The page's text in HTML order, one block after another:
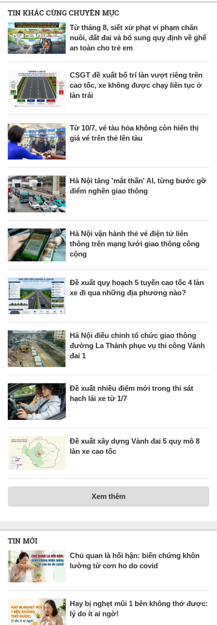
TIN KHÁC CÙNG CHUYÊN MỤC
Từ tháng 8, siết xử phạt vi phạm chăn
nuôi, đất đai và bổ sung quy định về ghế
an toàn cho trẻ em
CSGT đề xuất bố trí làn vượt riêng trên
cao tốc, xe không được chạy liên tục ở
làn trái
Từ 10/7, vé tàu hỏa không còn hiển thị
giá vé trên thẻ lên tàu
Hà Nội tăng 'mắt thần' AI, từng bước gỡ
điểm nghẽn giao thông
Hà Nội vận hành thẻ vé điện tử liên
thông trên mạng lưới giao thông công
cộng
Đề xuất quy hoạch 5 tuyến cao tốc 4 làn
xe đi qua những địa phương nào?
Hà Nội điều chỉnh tổ chức giao thông
đường La Thành phục vụ thi công Vành
đai 1
Đề xuất nhiều điểm mới trong thi sát
hạch lái xe từ 1/7
Đề xuất xây dựng Vành đai 5 quy mô 8
làn xe cao tốc
Xem thêm
TIN MỚI
Chủ quan là hối hận: biến chứng khôn
lường từ cơn ho do covid
Hay bị nghẹt mũi 1 bên không thở được:
lý do ít ai ngờ!